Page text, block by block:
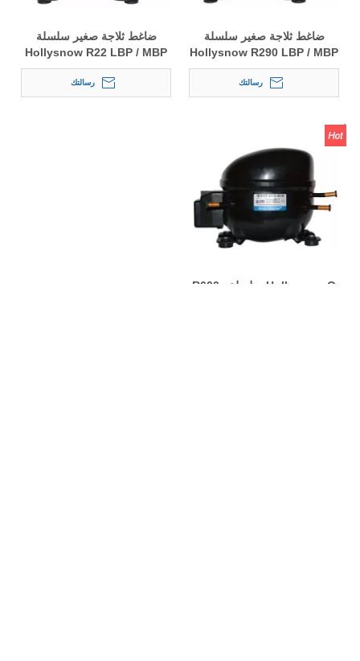
ضاغط ثلاجة صغير سلسلة
Hollysnow R290 LBP / MBP
SC
رسالتك
ضاغط ثلاجة صغير سلسلة
Hollysnow R22 LBP / MBP
SC
رسالتك
Hollysnow Q سلسلة R600a